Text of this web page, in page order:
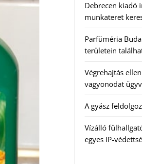
Debrecen kiadó
munkateret
Parfüméria
területein
Végrehajtás
vagyonodat
A gyász
Vízálló
egyes IP-